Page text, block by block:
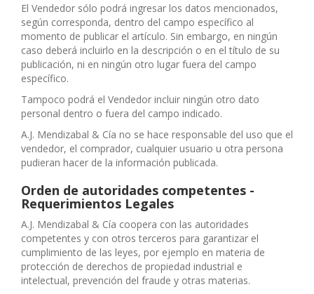
El Vendedor sólo podrá ingresar los datos mencionados,
según corresponda, dentro del campo específico al
momento de publicar el artículo. Sin embargo, en ningún
caso deberá incluirlo en la descripción o en el título de su
publicación, ni en ningún otro lugar fuera del campo
específico.
Tampoco podrá el Vendedor incluir ningún otro dato
personal dentro o fuera del campo indicado.
A.J. Mendizabal & Cía no se hace responsable del uso que el
vendedor, el comprador, cualquier usuario u otra persona
pudieran hacer de la información publicada.
Orden de autoridades competentes -
Requerimientos Legales
A.J. Mendizabal & Cía coopera con las autoridades
competentes y con otros terceros para garantizar el
cumplimiento de las leyes, por ejemplo en materia de
protección de derechos de propiedad industrial e
intelectual, prevención del fraude y otras materias.